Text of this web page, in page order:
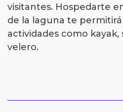
visitantes. Hospedarte
de la laguna te
actividades como kayak,
velero.